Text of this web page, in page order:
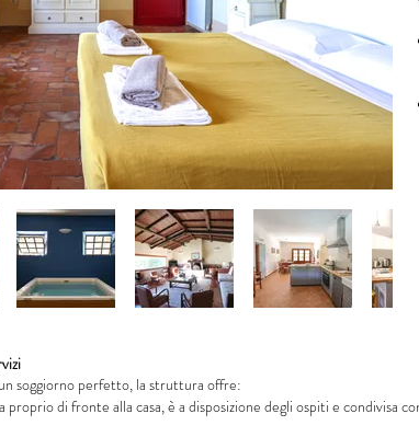
soggiorno perfetto, la struttura offre:
proprio di fronte alla casa, è a disposizione degli ospiti e condivisa